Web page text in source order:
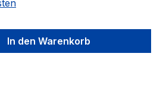
gewünschten Wert
In den Warenkorb